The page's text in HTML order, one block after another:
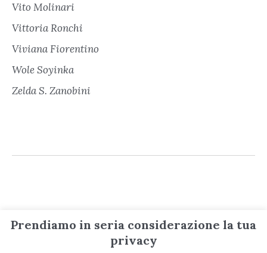
Vito Molinari
Vittoria Ronchi
Viviana Fiorentino
Wole Soyinka
Zelda S. Zanobini
Informazioni
Prendiamo in seria considerazione la tua
privacy